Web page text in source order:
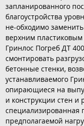
запланированного
благоустройства
не-обходимо
верхним
Гринлос Погреб ДТ
смонтировать
бетонные стенки,
устанавливаемого
опирающиеся на
и конструкции стен и
специализированная
предполагаемой